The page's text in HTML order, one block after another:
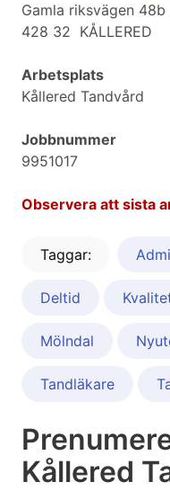
Gamla riksvägen 48b
428 32 KÅLLERED
Arbetsplats
Kållered Tandvård
Jobbnummer
9951017
Observera att sista
Taggar:
Deltid
Mölndal
Tandläkare
Kållered